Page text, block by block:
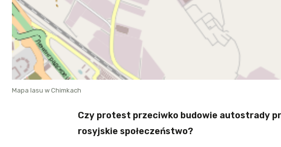
Mapa lasu w Chimkach
Czy protest przeciwko budowie autostrady
rosyjskie społeczeństwo?